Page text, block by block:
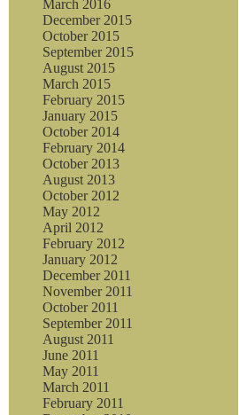
March 2016
December 2015
October 2015
September 2015
August 2015
March 2015
February 2015
January 2015
October 2014
February 2014
October 2013
August 2013
October 2012
May 2012
April 2012
February 2012
January 2012
December 2011
November 2011
October 2011
September 2011
August 2011
June 2011
May 2011
March 2011
February 2011